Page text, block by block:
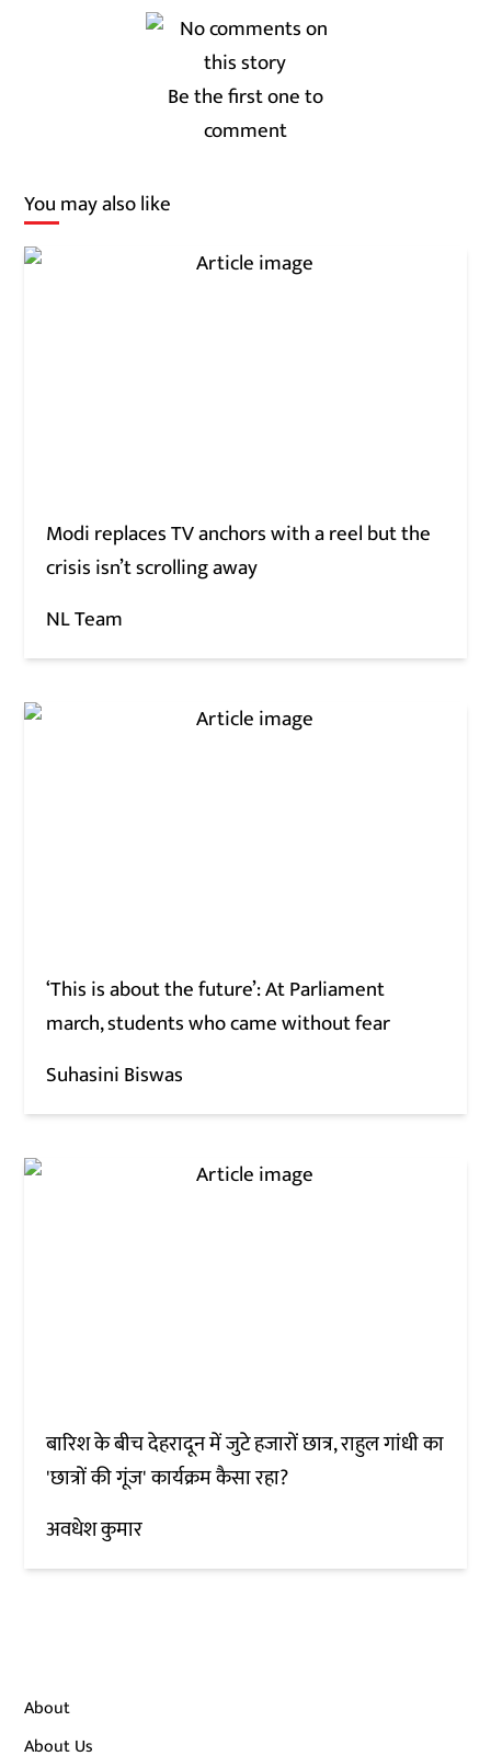
Be the first one to
comment
You may also like
Modi replaces TV anchors with a reel but the
crisis isn’t scrolling away
NL Team
‘This is about the future’: At Parliament
march, students who came without fear
Suhasini Biswas
बारिश के बीच देहरादून में जुटे हजारों छात्र, राहुल गांधी का
'छात्रों की गूंज' कार्यक्रम कैसा रहा?
अवधेश कुमार
About
About Us